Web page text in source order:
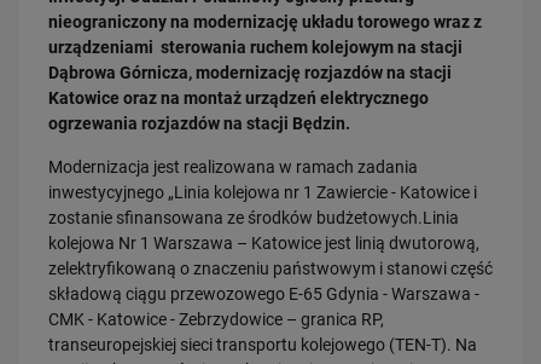
nieograniczony na modernizację układu torowego wraz z
urządzeniami sterowania ruchem kolejowym na stacji
Dąbrowa Górnicza, modernizację rozjazdów na stacji
Katowice oraz na montaż urządzeń elektrycznego
ogrzewania rozjazdów na stacji Będzin.
Modernizacja jest realizowana w ramach zadania
inwestycyjnego „Linia kolejowa nr 1 Zawiercie - Katowice i
zostanie sfinansowana ze środków budżetowych.Linia
kolejowa Nr 1 Warszawa – Katowice jest linią dwutorową,
zelektryfikowaną o znaczeniu państwowym i stanowi część
składową ciągu przewozowego E-65 Gdynia - Warszawa -
CMK - Katowice - Zebrzydowice – granica RP,
transeuropejskiej sieci transportu kolejowego (TEN-T). Na
03.08.2026
Dzięki KPO kolej zmieniła Limanową
PRZECZYTAJ
31.07.2026